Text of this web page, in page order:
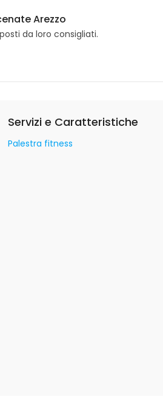
Arezzo
da loro consigliati.
Servizi e Caratteristiche
Palestra fitness